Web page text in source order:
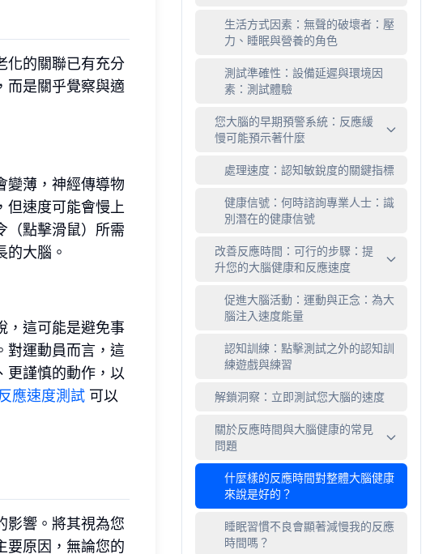
化的關聯已有充分
而是關乎覺察與適
變薄，神經傳導物
但速度可能會慢上
（點擊滑鼠）所需
大腦。
，這可能是避免事
對運動員而言，這
更謹慎的動作，以
反應速度測試 可以
影響。將其視為您
要原因，無論您的
生活方式因素：無聲的破壞者：壓
力、睡眠與營養的角色
測試準確性：設備延遲與環境因
素：測試體驗
您大腦的早期預警系統：反應緩
慢可能預示著什麼
處理速度：認知敏銳度的關鍵指標
健康信號：何時諮詢專業人士：識
別潛在的健康信號
改善反應時間：可行的步驟：提
升您的大腦健康和反應速度
促進大腦活動：運動與正念：為大
腦注入速度能量
認知訓練：點擊測試之外的認知訓
練遊戲與練習
解鎖洞察：立即測試您大腦的速度
關於反應時間與大腦健康的常見
問題
什麼樣的反應時間對整體大腦健康
來說是好的？
睡眠習慣不良會顯著減慢我的反應
時間嗎？